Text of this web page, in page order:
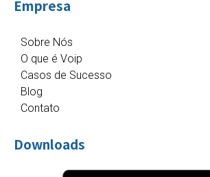
Empresa
Sobre Nós
O que é Voip
Casos de Sucesso
Blog
Contato
Downloads